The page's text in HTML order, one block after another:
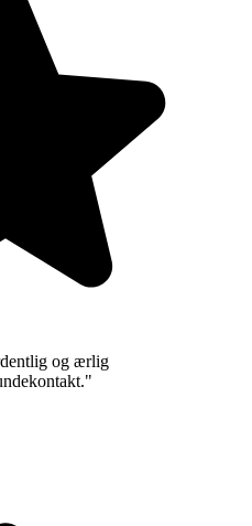
og ærlig
"